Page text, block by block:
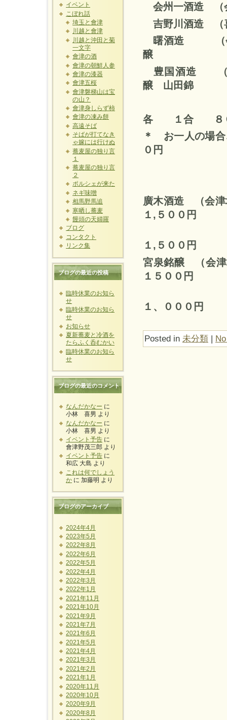
イベント
こぼれ話
埼玉と會津
川越と會津
川越と沖田と菊
一文字
會津の酒
會津の朝鮮人参
會津の漆器
會津五桜
會津磐梯山は宝
の山？
會津身しらず柿
會津の凍み餅
高遠そば
そばが打てなき
ゃ嫁には行けぬ
蕎麦屋の独り言
１
蕎麦屋の独り言
２
ポルシェが来た
ネギ味噌
相馬野馬追
寒晒し蕎麦
饅頭の天婦羅
ブログ
コンタクト
リンク集
ブログの最近の投稿
臨時休業のお知ら
せ
臨時休業のお知ら
せ
お知らせ
夏新蕎麦と冷酒を
たらふく呑むかい
臨時休業のお知ら
せ
ブログの最近のコメント
なんだかなー に
小林 喜男 より
なんだかなー に
小林 喜男 より
イベント予告 に
會津野茂三郎 より
イベント予告 に
和広 大島 より
これは何でしょう
か に 加藤明 より
ブログのアーカイブ
2024年4月
2023年5月
2022年8月
2022年6月
2022年5月
2022年4月
2022年3月
2022年1月
2021年11月
2021年10月
2021年9月
2021年7月
2021年6月
2021年5月
2021年4月
2021年3月
2021年2月
2021年1月
2020年11月
2020年10月
2020年9月
2020年8月
会州一酒造 （
吉野川酒造
曙酒造 （会
醸
豊国酒造
醸 山田錦
各
１合 ８
＊ お一人の場
０円
廣木酒造
（
１ , ５００円
１ , ５００円
宮泉銘醸 （
１５００円
１、０００円
Posted in 未分類 |